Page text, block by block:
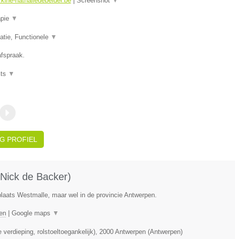
▼
Functionele ▼
▼
PROFIEL
de Backer)
Westmalle, maar wel in de provincie Antwerpen.
| Google maps ▼
verdieping, rolstoeltoegankelijk), 2000 Antwerpen(Antwerpen)